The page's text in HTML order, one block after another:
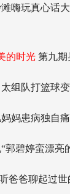
嗨玩真心话
的时光 第九期
组队打篮球
妈患病独自
郭碧婷蛮漂亮
爸爸聊起过